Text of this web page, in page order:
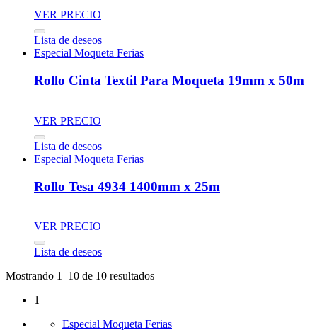
VER PRECIO
Lista de deseos
Especial Moqueta Ferias
Rollo Cinta Textil Para Moqueta 19mm x 50m
VER PRECIO
Lista de deseos
Especial Moqueta Ferias
Rollo Tesa 4934 1400mm x 25m
VER PRECIO
Lista de deseos
Mostrando 1–10 de 10 resultados
1
Especial Moqueta Ferias